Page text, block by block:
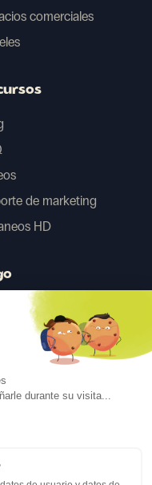
comerciales
de marketing
HD
Después IA
durante su visita...